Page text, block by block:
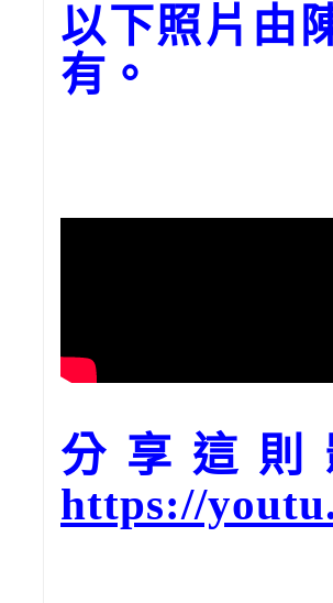
以下照片由
有。
分享這則
https://